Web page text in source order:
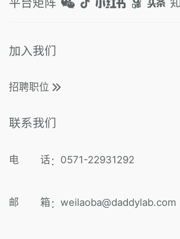
平台矩阵
加入我们
招聘职位
联系我们
电 话 ： 0571-22931292
邮 箱 ： weilaoba@daddylab.com